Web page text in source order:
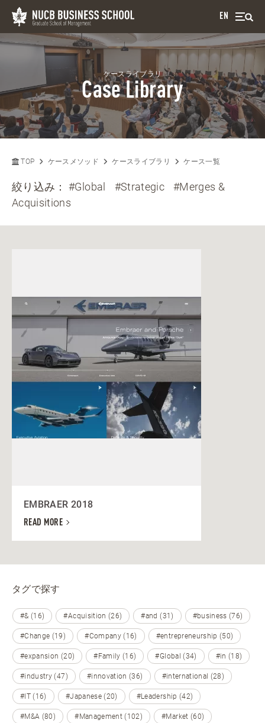
EN
ケースライブラリ
Case Library
TOP ケースメソッド ケースライブラリ ケース一覧
絞り込み：#Global #Strategic
#Merges &
Acquisitions
EMBRAER 2018
READ MORE
タグで探す
#& (16) #Acquisition (26) #and (31) #business (76)
#Change (19) #Company (16) #entrepreneurship (50)
#expansion (20) #Family (16) #Global (34) #in (18)
#industry (47) #innovation (36) #international (28)
#IT (16) #Japanese (20) #Leadership (42)
#M&A (80) #Management (102) #Market (60)